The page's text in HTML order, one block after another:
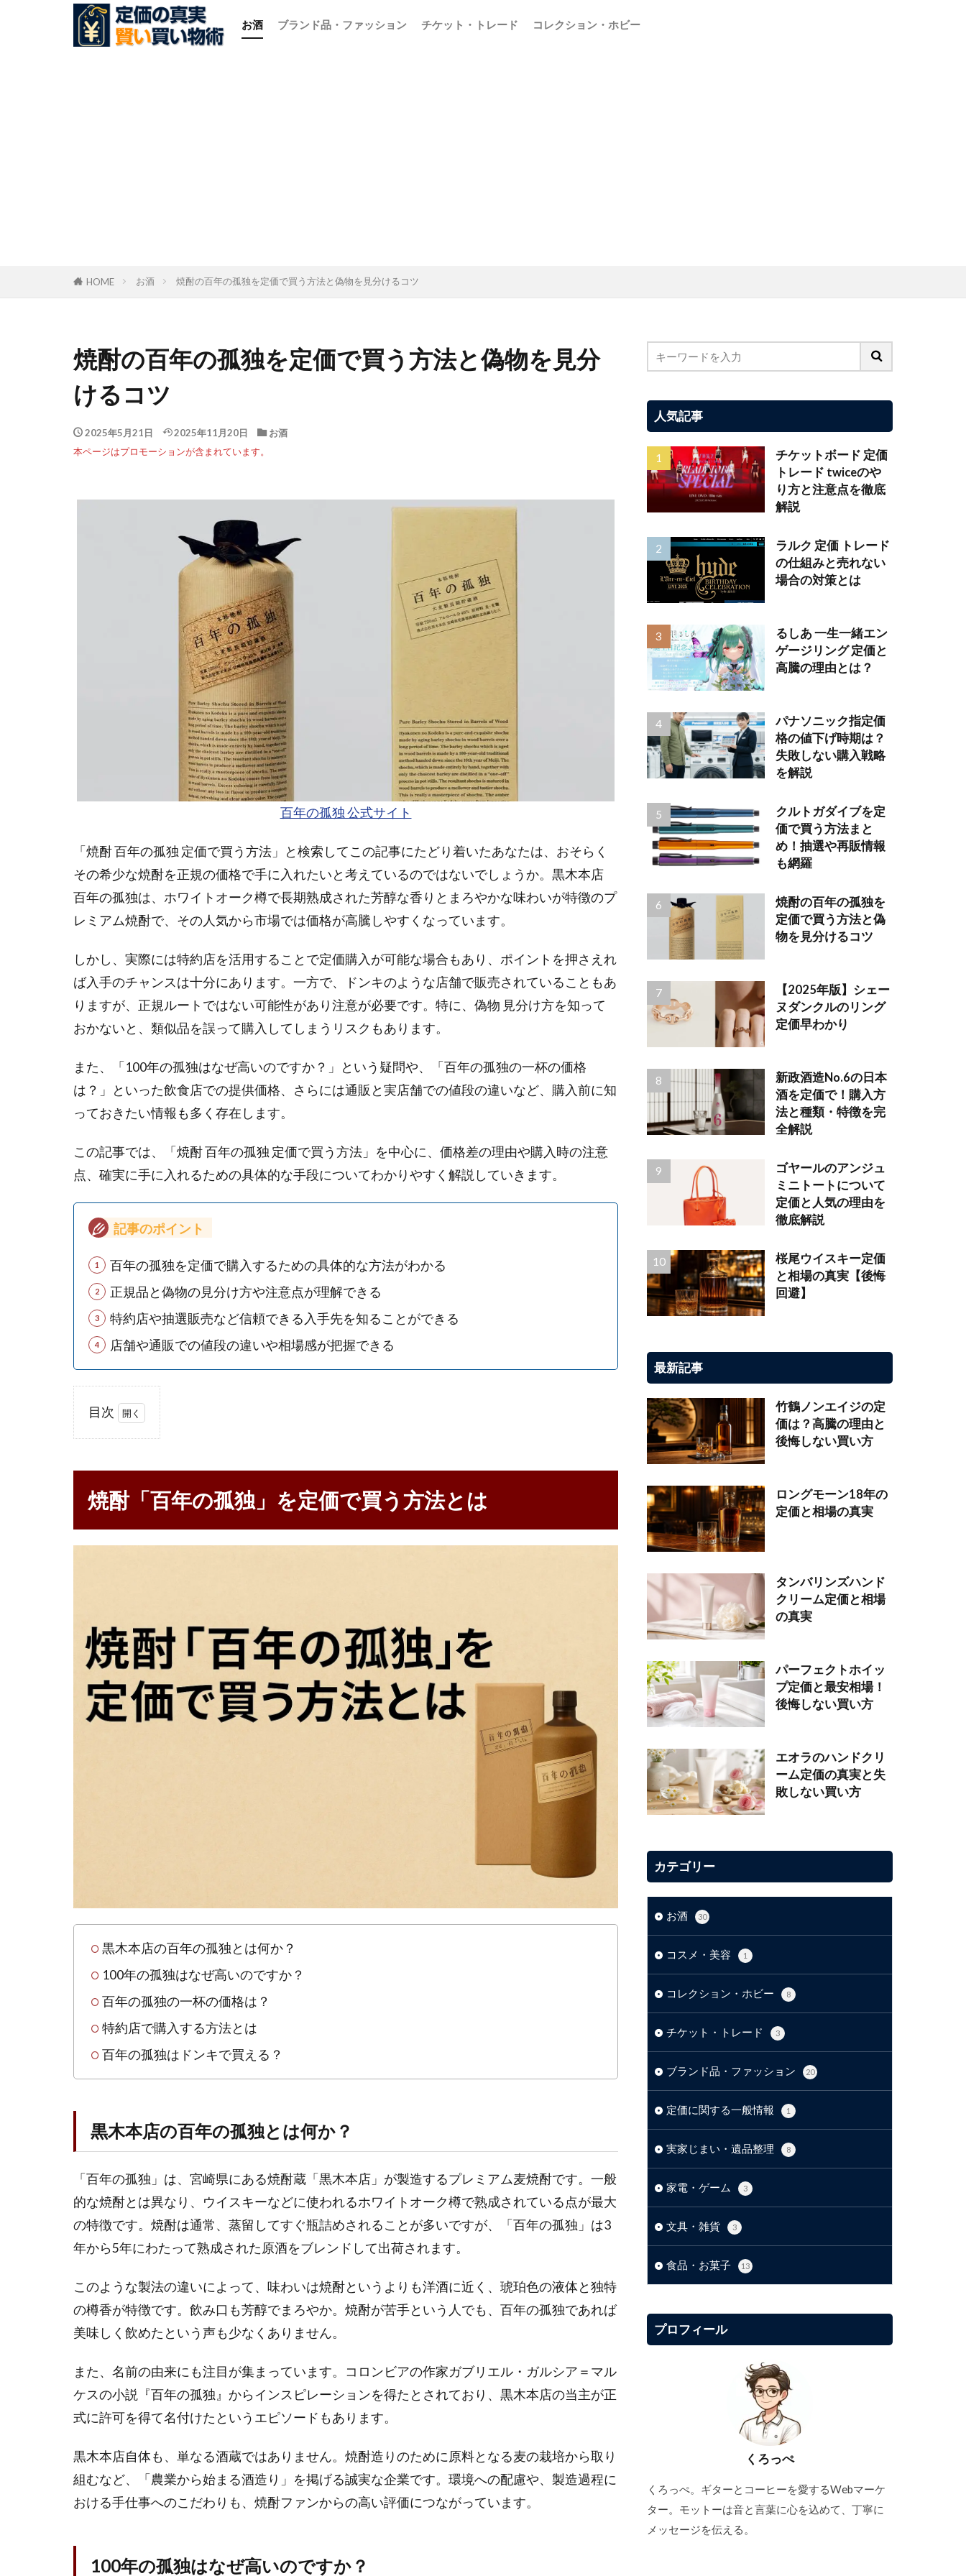
お酒 ブランド品・ファッション チケット・トレード コレクション・ホビー
HOME お酒 焼酎の百年の孤独を定価で買う方法と偽物を見分けるコツ
焼酎の百年の孤独を定価で買う方法と偽物を見分
けるコツ
2025年5月21日 2025年11月20日
お酒
本ページはプロモーションが含まれています。
百年の孤独 公式サイト
「焼酎 百年の孤独 定価で買う方法」と検索してこの記事にたどり着いたあなたは、おそらく
その希少な焼酎を正規の価格で手に入れたいと考えているのではないでしょうか。黒木本店
百年の孤独は、ホワイトオーク樽で長期熟成された芳醇な香りとまろやかな味わいが特徴のプ
レミアム焼酎で、その人気から市場では価格が高騰しやすくなっています。
しかし、実際には特約店を活用することで定価購入が可能な場合もあり、ポイントを押さえれ
ば入手のチャンスは十分にあります。一方で、ドンキのような店舗で販売されていることもあ
りますが、正規ルートではない可能性があり注意が必要です。特に、偽物 見分け方を知って
おかないと、類似品を誤って購入してしまうリスクもあります。
また、「100年の孤独はなぜ高いのですか？」という疑問や、「百年の孤独の一杯の価格
は？」といった飲食店での提供価格、さらには通販と実店舗での値段の違いなど、購入前に知
っておきたい情報も多く存在します。
この記事では、「焼酎 百年の孤独 定価で買う方法」を中心に、価格差の理由や購入時の注意
点、確実に手に入れるための具体的な手段についてわかりやすく解説していきます。
記事のポイント
百年の孤独を定価で購入するための具体的な方法がわかる
正規品と偽物の見分け方や注意点が理解できる
特約店や抽選販売など信頼できる入手先を知ることができる
店舗や通販での値段の違いや相場感が把握できる
目次
「百
孤
1.1
黒木
本店
の百
年の
孤独
です
か？
1.3
百年
独の
の価
格
店で
方法
とは
1.5
百年
の孤
ドン
キで
る？
焼酎
「百
孤
を定
価で
め
焼酎「百年の孤独」を定価で買う方法とは
黒木本店の百年の孤独とは何か？
100年の孤独はなぜ高いのですか？
百年の孤独の一杯の価格は？
特約店で購入する方法とは
百年の孤独はドンキで買える？
黒木本店の百年の孤独とは何か？
「百年の孤独」は、宮崎県にある焼酎蔵「黒木本店」が製造するプレミアム麦焼酎です。一般
的な焼酎とは異なり、ウイスキーなどに使われるホワイトオーク樽で熟成されている点が最大
の特徴です。焼酎は通常、蒸留してすぐ瓶詰めされることが多いですが、「百年の孤独」は3
年から5年にわたって熟成された原酒をブレンドして出荷されます。
このような製法の違いによって、味わいは焼酎というよりも洋酒に近く、琥珀色の液体と独特
の樽香が特徴です。飲み口も芳醇でまろやか。焼酎が苦手という人でも、百年の孤独であれば
美味しく飲めたという声も少なくありません。
また、名前の由来にも注目が集まっています。コロンビアの作家ガブリエル・ガルシア＝マル
ケスの小説『百年の孤独』からインスピレーションを得たとされており、黒木本店の当主が正
式に許可を得て名付けたというエピソードもあります。
黒木本店自体も、単なる酒蔵ではありません。焼酎造りのために原料となる麦の栽培から取り
組むなど、「農業から始まる酒造り」を掲げる誠実な企業です。環境への配慮や、製造過程に
おける手仕事へのこだわりも、焼酎ファンからの高い評価につながっています。
100年の孤独はなぜ高いのですか？
人気記事
チケットボード 定価
トレード twiceのや
り方と注意点を徹底
解説
ラルク 定価 トレード
の仕組みと売れない
場合の対策とは
るしあ 一生一緒エン
ゲージリング 定価と
高騰の理由とは？
パナソニック指定価
格の値下げ時期は？
失敗しない購入戦略
を解説
クルトガダイブを定
価で買う方法まと
め！抽選や再販情報
も網羅
焼酎の百年の孤独を
定価で買う方法と偽
物を見分けるコツ
【2025年版】シェー
ヌダンクルのリング
定価早わかり
新政酒造No.6の日本
酒を定価で！購入方
法と種類・特徴を完
全解説
ゴヤールのアンジュ
ミニトートについて
定価と人気の理由を
徹底解説
桜尾ウイスキー定価
と相場の真実【後悔
回避】
最新記事
竹鶴ノンエイジの定
価は？高騰の理由と
後悔しない買い方
ロングモーン18年の
定価と相場の真実
タンバリンズハンド
クリーム定価と相場
の真実
パーフェクトホイッ
プ定価と最安相場！
後悔しない買い方
エオラのハンドクリ
ーム定価の真実と失
敗しない買い方
カテゴリー
お酒 30
コスメ・美容 1
コレクション・ホビー 8
チケット・トレード 3
ブランド品・ファッション 20
定価に関する一般情報 1
実家じまい・遺品整理 8
家電・ゲーム 3
文具・雑貨 3
食品・お菓子 13
プロフィール
くろっぺ
くろっぺ。ギターとコーヒーを愛するWebマーケ
ター。モットーは音と言葉に心を込めて、丁寧に
メッセージを伝える。